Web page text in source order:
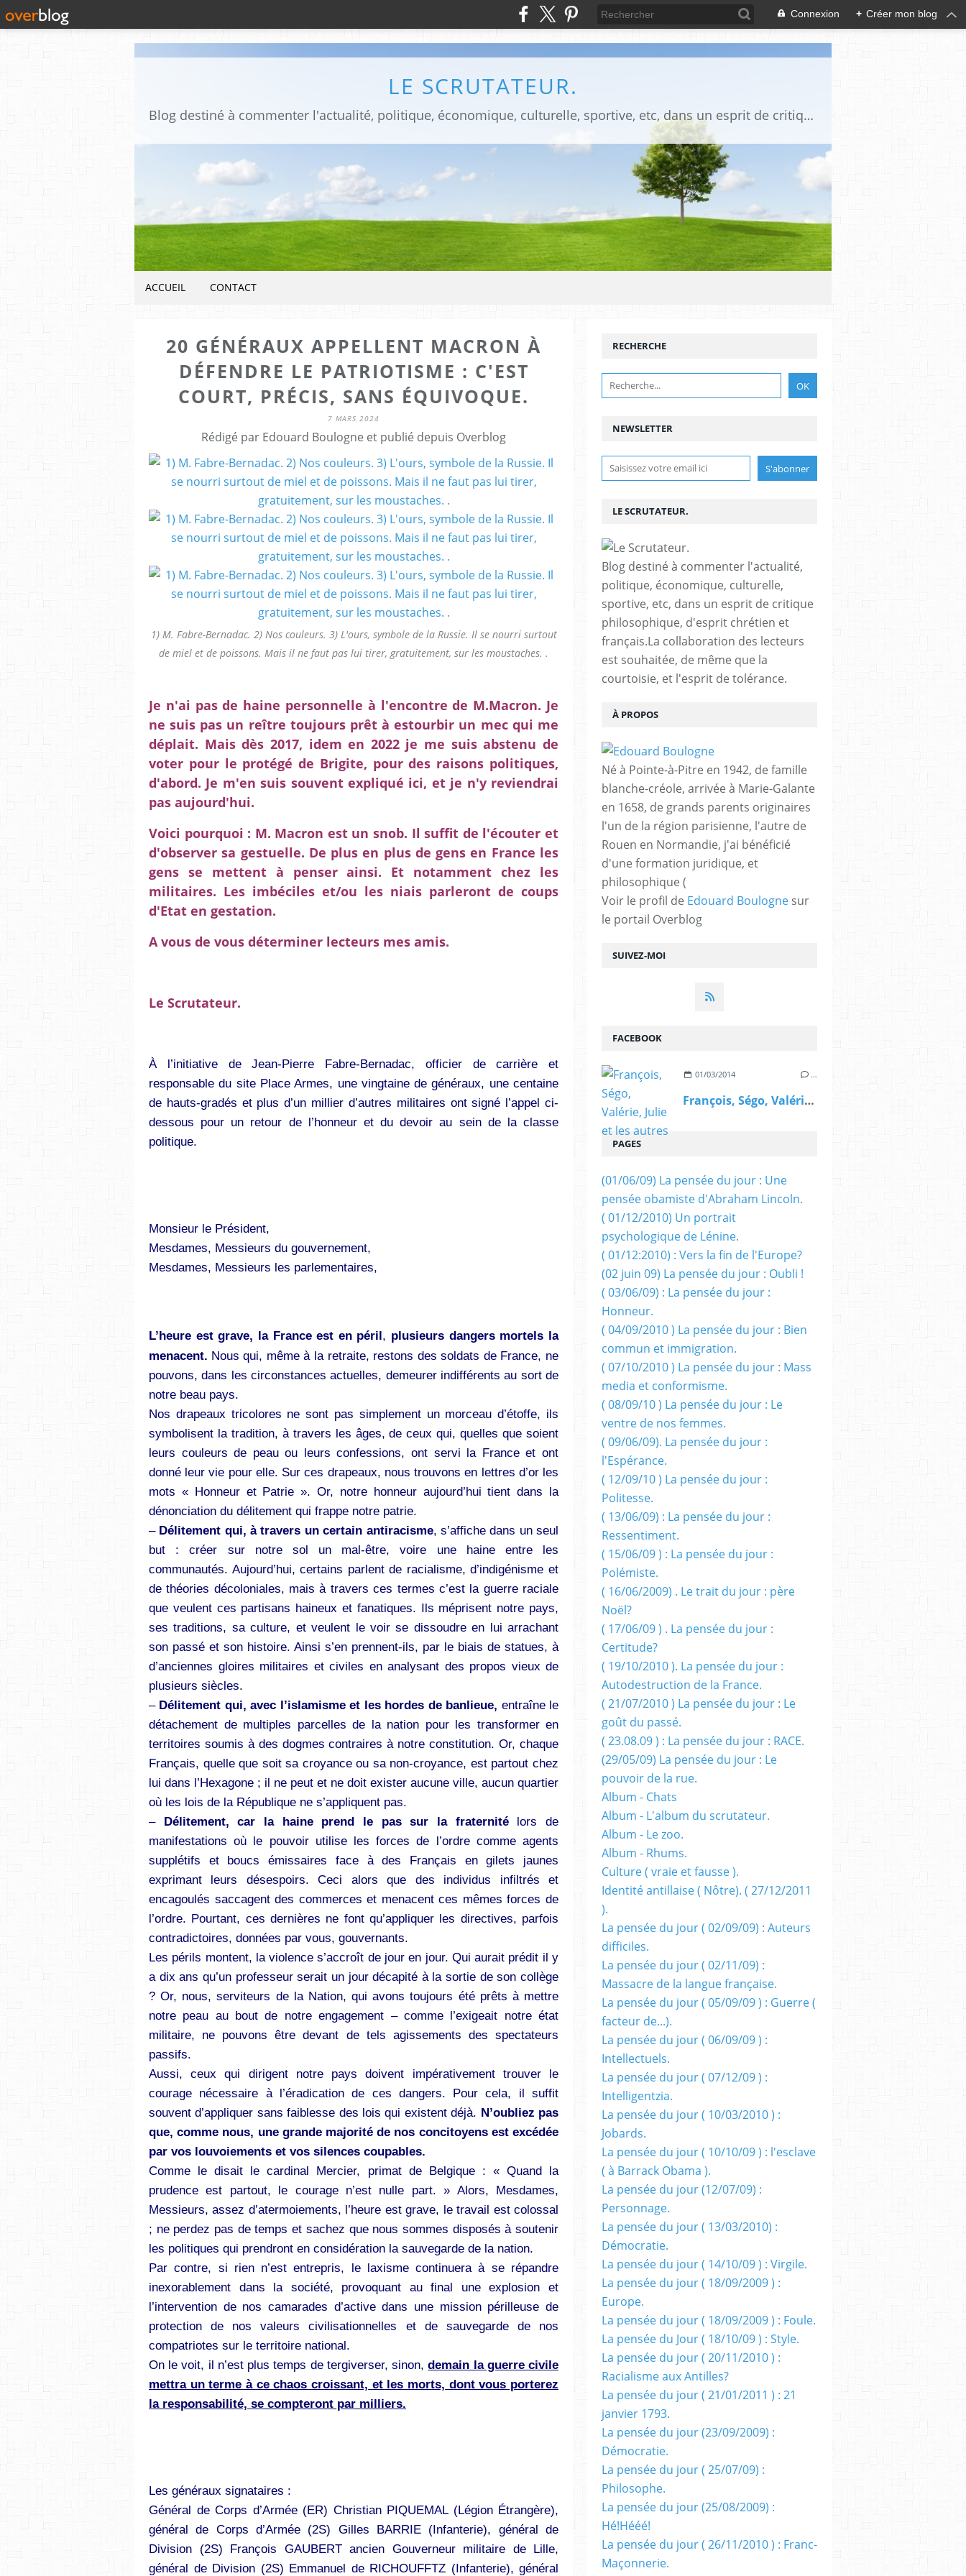
Connexion + Créer mon blog
LE SCRUTATEUR.
Blog destiné à commenter l'actualité, politique, économique, culturelle, sportive, etc, dans un esprit de critique philosophique, d'esprit chrétien et français.La collaboration des lecteurs est souhaitée, de même que la courtoisie, et l'esprit de tolérance.
ACCUEIL CONTACT
20 GÉNÉRAUX APPELLENT MACRON À
DÉFENDRE LE PATRIOTISME : C'EST
COURT, PRÉCIS, SANS ÉQUIVOQUE.
7 MARS 2024
Rédigé par Edouard Boulogne et publié depuis Overblog
1) M. Fabre-Bernadac. 2) Nos couleurs. 3) L'ours, symbole de la Russie. Il se nourri surtout
de miel et de poissons. Mais il ne faut pas lui tirer, gratuitement, sur les moustaches. .
Je n'ai pas de haine personnelle à l'encontre de M.Macron. Je
ne suis pas un reître toujours prêt à estourbir un mec qui me
déplait. Mais dès 2017, idem en 2022 je me suis abstenu de
voter pour le protégé de Brigite, pour des raisons politiques,
d'abord. Je m'en suis souvent expliqué ici, et je n'y reviendrai
pas aujourd'hui.
Voici pourquoi : M. Macron est un snob. Il suffit de l'écouter et
d'observer sa gestuelle. De plus en plus de gens en France les
gens se mettent à penser ainsi. Et notamment chez les
militaires. Les imbéciles et/ou les niais parleront de coups
d'Etat en gestation.
A vous de vous déterminer lecteurs mes amis.
Le Scrutateur.
À l’initiative de Jean-Pierre Fabre-Bernadac, officier de carrière et
responsable du site Place Armes, une vingtaine de généraux, une centaine
de hauts-gradés et plus d’un millier d’autres militaires ont signé l’appel ci-
dessous pour un retour de l’honneur et du devoir au sein de la classe
politique.
Monsieur le Président,
Mesdames, Messieurs du gouvernement,
Mesdames, Messieurs les parlementaires,
L’heure est grave, la France est en péril, plusieurs dangers mortels la
menacent. Nous qui, même à la retraite, restons des soldats de France, ne
pouvons, dans les circonstances actuelles, demeurer indifférents au sort de
notre beau pays.
Nos drapeaux tricolores ne sont pas simplement un morceau d’étoffe, ils
symbolisent la tradition, à travers les âges, de ceux qui, quelles que soient
leurs couleurs de peau ou leurs confessions, ont servi la France et ont
donné leur vie pour elle. Sur ces drapeaux, nous trouvons en lettres d’or les
mots « Honneur et Patrie ». Or, notre honneur aujourd’hui tient dans la
dénonciation du délitement qui frappe notre patrie.
– Délitement qui, à travers un certain antiracisme, s’affiche dans un seul
but : créer sur notre sol un mal-être, voire une haine entre les
communautés. Aujourd’hui, certains parlent de racialisme, d’indigénisme et
de théories décoloniales, mais à travers ces termes c’est la guerre raciale
que veulent ces partisans haineux et fanatiques. Ils méprisent notre pays,
ses traditions, sa culture, et veulent le voir se dissoudre en lui arrachant
son passé et son histoire. Ainsi s’en prennent-ils, par le biais de statues, à
d’anciennes gloires militaires et civiles en analysant des propos vieux de
plusieurs siècles.
– Délitement qui, avec l’islamisme et les hordes de banlieue, entraîne le
détachement de multiples parcelles de la nation pour les transformer en
territoires soumis à des dogmes contraires à notre constitution. Or, chaque
Français, quelle que soit sa croyance ou sa non-croyance, est partout chez
lui dans l’Hexagone ; il ne peut et ne doit exister aucune ville, aucun quartier
où les lois de la République ne s’appliquent pas.
– Délitement, car la haine prend le pas sur la fraternitélors de
manifestations où le pouvoir utilise les forces de l’ordre comme agents
supplétifs et boucs émissaires face à des Français en gilets jaunes
exprimant leurs désespoirs. Ceci alors que des individus infiltrés et
encagoulés saccagent des commerces et menacent ces mêmes forces de
l’ordre. Pourtant, ces dernières ne font qu’appliquer les directives, parfois
contradictoires, données par vous, gouvernants.
Les périls montent, la violence s’accroît de jour en jour. Qui aurait prédit il y
a dix ans qu’un professeur serait un jour décapité à la sortie de son collège
? Or, nous, serviteurs de la Nation, qui avons toujours été prêts à mettre
notre peau au bout de notre engagement – comme l’exigeait notre état
militaire, ne pouvons être devant de tels agissements des spectateurs
passifs.
Aussi, ceux qui dirigent notre pays doivent impérativement trouver le
courage nécessaire à l’éradication de ces dangers. Pour cela, il suffit
souvent d’appliquer sans faiblesse des lois qui existent déjà. N’oubliez pas
que, comme nous, une grande majorité de nos concitoyens est excédée
par vos louvoiements et vos silences coupables.
Comme le disait le cardinal Mercier, primat de Belgique : « Quand la
prudence est partout, le courage n’est nulle part. » Alors, Mesdames,
Messieurs, assez d’atermoiements, l’heure est grave, le travail est colossal
; ne perdez pas de temps et sachez que nous sommes disposés à soutenir
les politiques qui prendront en considération la sauvegarde de la nation.
Par contre, si rien n’est entrepris, le laxisme continuera à se répandre
inexorablement dans la société, provoquant au final une explosion et
l’intervention de nos camarades d’active dans une mission périlleuse de
protection de nos valeurs civilisationnelles et de sauvegarde de nos
compatriotes sur le territoire national.
On le voit, il n’est plus temps de tergiverser, sinon,demain la guerre civile
mettra un terme à ce chaos croissant, et les morts, dont vous porterez
la responsabilité, se compteront par milliers.
Les généraux signataires :
Général de Corps d’Armée (ER) Christian PIQUEMAL (Légion Étrangère),
général de Corps d’Armée (2S) Gilles BARRIE (Infanterie), général de
Division (2S) François GAUBERT ancien Gouverneur militaire de Lille,
général de Division (2S) Emmanuel de RICHOUFFTZ (Infanterie), général
NEWSLETTER
SUIVEZ-MOI
RECHERCHE
LE SCRUTATEUR.
Blog destiné à commenter l'actualité,
politique, économique, culturelle,
sportive, etc, dans un esprit de critique
philosophique, d'esprit chrétien et
français.La collaboration des lecteurs
est souhaitée, de même que la
courtoisie, et l'esprit de tolérance.
À PROPOS
Né à Pointe-à-Pitre en 1942, de famille
blanche-créole, arrivée à Marie-Galante
en 1658, de grands parents originaires
l'un de la région parisienne, l'autre de
Rouen en Normandie, j'ai bénéficié
d'une formation juridique, et
philosophique (
Voir le profil de Edouard Boulogne sur
le portail Overblog
FACEBOOK
01/03/2014 …
François, Ségo, Valérie, Julie et les autres
PAGES
(01/06/09) La pensée du jour : Une
pensée obamiste d'Abraham Lincoln.
( 01/12/2010) Un portrait
psychologique de Lénine.
( 01/12:2010) : Vers la fin de l'Europe?
(02 juin 09) La pensée du jour : Oubli !
( 03/06/09) : La pensée du jour :
Honneur.
( 04/09/2010 ) La pensée du jour : Bien
commun et immigration.
( 07/10/2010 ) La pensée du jour : Mass
media et conformisme.
( 08/09/10 ) La pensée du jour : Le
ventre de nos femmes.
( 09/06/09). La pensée du jour :
l'Espérance.
( 12/09/10 ) La pensée du jour :
Politesse.
( 13/06/09) : La pensée du jour :
Ressentiment.
( 15/06/09 ) : La pensée du jour :
Polémiste.
( 16/06/2009) . Le trait du jour : père
Noël?
( 17/06/09 ) . La pensée du jour :
Certitude?
( 19/10/2010 ). La pensée du jour :
Autodestruction de la France.
( 21/07/2010 ) La pensée du jour : Le
goût du passé.
( 23.08.09 ) : La pensée du jour : RACE.
(29/05/09) La pensée du jour : Le
pouvoir de la rue.
Album - Chats
Album - L'album du scrutateur.
Album - Le zoo.
Album - Rhums.
Culture ( vraie et fausse ).
Identité antillaise ( Nôtre). ( 27/12/2011
).
La pensée du jour ( 02/09/09) : Auteurs
difficiles.
La pensée du jour ( 02/11/09) :
Massacre de la langue française.
La pensée du jour ( 05/09/09 ) : Guerre (
facteur de...).
La pensée du jour ( 06/09/09 ) :
Intellectuels.
La pensée du jour ( 07/12/09 ) :
Intelligentzia.
La pensée du jour ( 10/03/2010 ) :
Jobards.
La pensée du jour ( 10/10/09 ) : l'esclave
( à Barrack Obama ).
La pensée du jour (12/07/09) :
Personnage.
La pensée du jour ( 13/03/2010) :
Démocratie.
La pensée du jour ( 14/10/09 ) : Virgile.
La pensée du jour ( 18/09/2009 ) :
Europe.
La pensée du jour ( 18/09/2009 ) : Foule.
La pensée du Jour ( 18/10/09 ) : Style.
La pensée du jour ( 20/11/2010 ) :
Racialisme aux Antilles?
La pensée du jour ( 21/01/2011 ) : 21
janvier 1793.
La pensée du jour (23/09/2009) :
Démocratie.
La pensée du jour ( 25/07/09) :
Philosophe.
La pensée du jour (25/08/2009) :
Hé!Hééé!
La pensée du jour ( 26/11/2010 ) : Franc-
Maçonnerie.